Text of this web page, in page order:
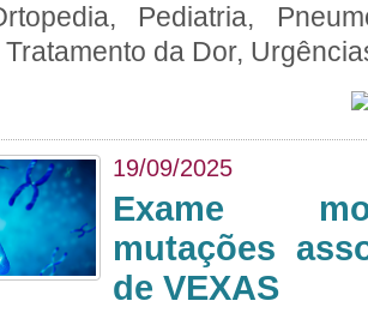
Pediatria,
da Dor,
19/09/2025
Exame
mutações
de VEXAS